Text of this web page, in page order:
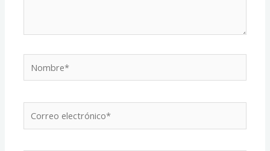
electrónico*